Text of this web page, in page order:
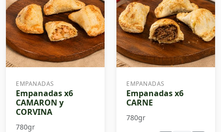
EMPANADAS
Empanadas x6
CAMARON y
CORVINA
780gr
EMPANADAS
Empanadas x6
CARNE
780gr